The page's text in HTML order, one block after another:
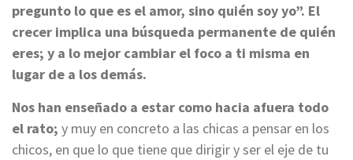
pregunto lo que es el amor, sino quién soy yo”. El
crecer implica una búsqueda permanente de quién
eres; y a lo mejor cambiar el foco a ti misma en
lugar de a los demás.
Nos han enseñado a estar como hacia afuera todo
el rato; y muy en concreto a las chicas a pensar en los
chicos, en que lo que tiene que dirigir y ser el eje de tu